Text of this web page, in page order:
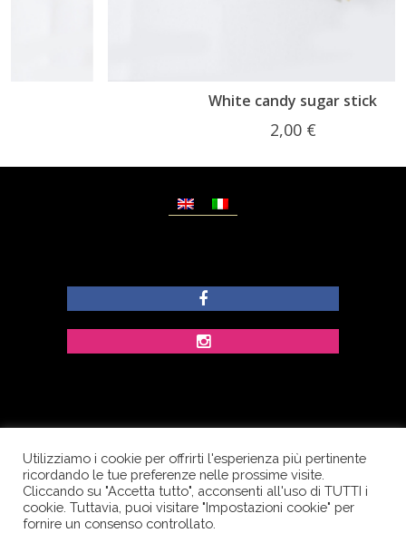
White candy sugar stick
© Copyright Dolcezze di Ferrentino A. - P.IVA
IT02609400656 - Tutti i diritti riservati.
Corso Palatucci, 65 - 84013 Cava de’ Tirreni (SA) -
Utilizziamo i cookie per offrirti l'esperienza più pertinente
ricordando le tue preferenze nelle prossime visite.
Cliccando su "Accetta tutto", acconsenti all'uso di TUTTI i
cookie. Tuttavia, puoi visitare "Impostazioni cookie" per
fornire un consenso controllato.